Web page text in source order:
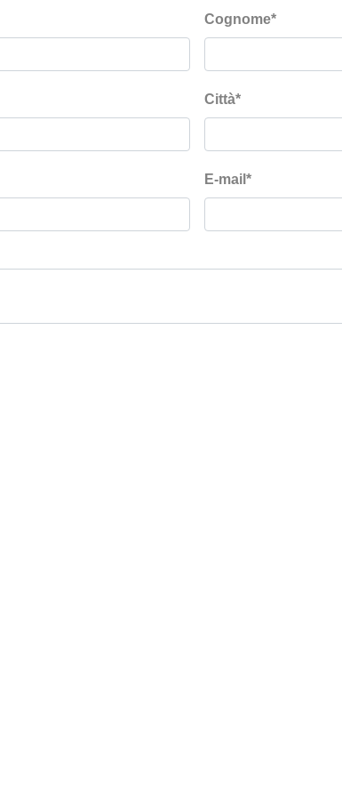
Cognome*
Città*
E-mail *